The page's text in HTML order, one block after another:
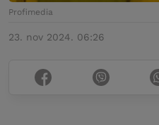
Profimedia
23. nov 2024. 06:26